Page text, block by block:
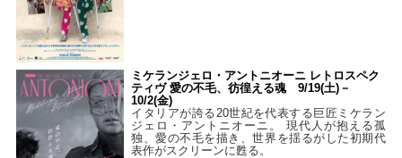
ミケランジェロ・アントニオーニ レトロスペク
ティヴ 愛の不毛、彷徨える魂 9/19(土)－
10/2(金)
イタリアが誇る20世紀を代表する巨匠ミケラン
ジェロ・アントニオーニ。 現代人が抱える孤
独、愛の不毛を描き、世界を揺るがした初期代
表作がスクリーンに甦る。